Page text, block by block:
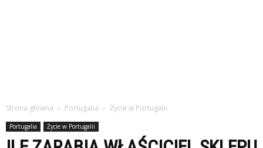
Strona główna Portugalia Życie w Portugalii
Portugalia Życie w Portugalii